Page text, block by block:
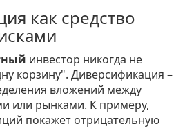
как средство
инвестор никогда не
корзину". Диверсификация –
вложений между
или рынками. К примеру,
покажет отрицательную